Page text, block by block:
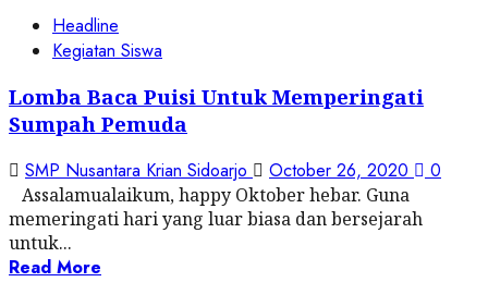
Headline
Kegiatan Siswa
Lomba Baca Puisi Untuk Memperingati
Sumpah Pemuda
SMP Nusantara Krian Sidoarjo October 26, 2020 0
Assalamualaikum, happy Oktober hebar. Guna
memeringati hari yang luar biasa dan bersejarah
untuk...
Read More